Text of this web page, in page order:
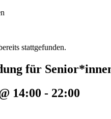
stattgefunden.
für
14:00 - 22:00